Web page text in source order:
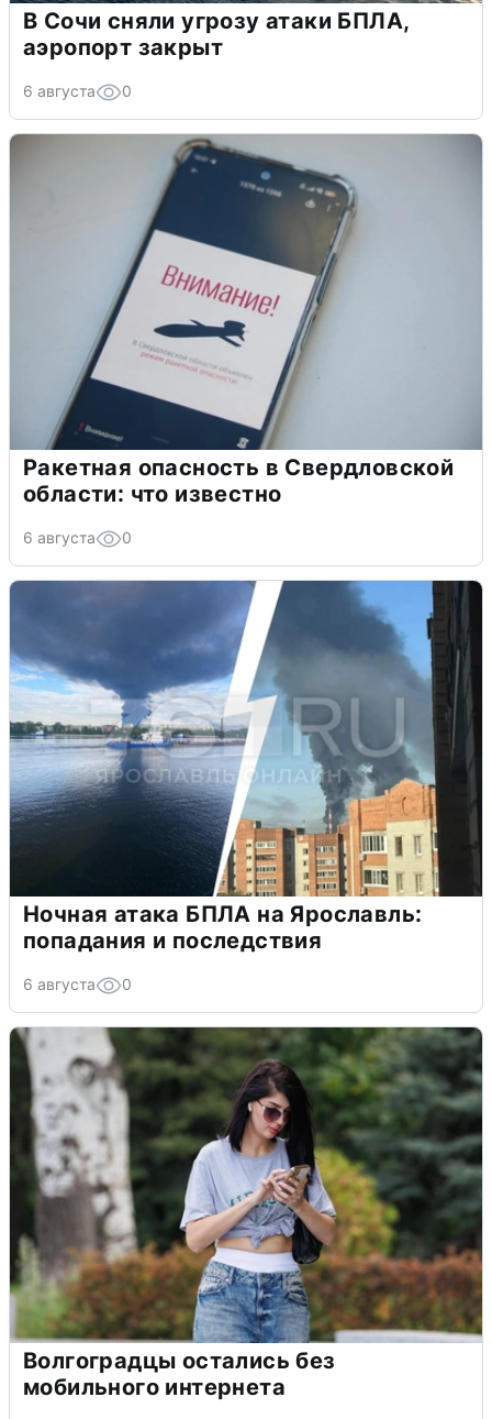
В Сочи сняли угрозу атаки БПЛА,
аэропорт закрыт
6 августа 0
Ракетная опасность в Свердловской
области: что известно
6 августа 0
Ночная атака БПЛА на Ярославль:
попадания и последствия
6 августа 0
Волгоградцы остались без
мобильного интернета